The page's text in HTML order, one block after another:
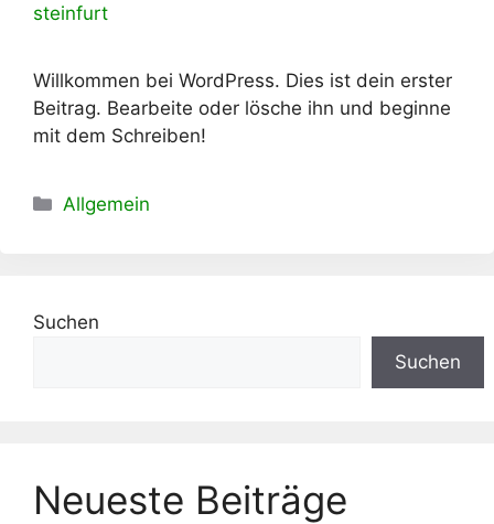
steinfurt
Willkommen bei WordPress. Dies ist dein erster
Beitrag. Bearbeite oder lösche ihn und beginne
mit dem Schreiben!
Kategorien
Allgemein
Suchen
Suchen
Neueste Beiträge